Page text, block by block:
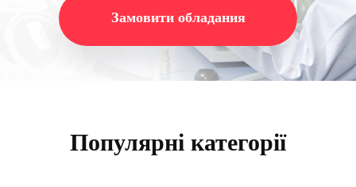
Замовити обладания
Популярні категорії